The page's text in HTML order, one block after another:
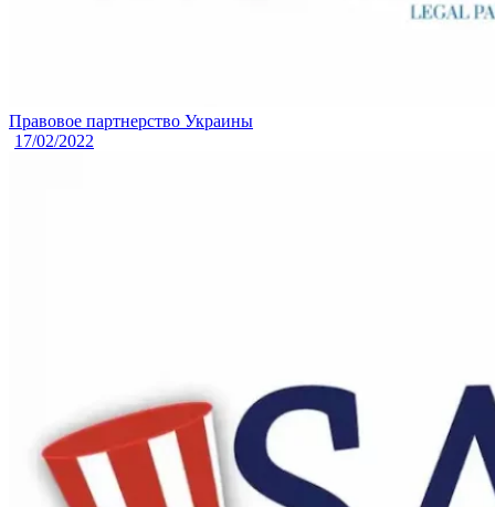
Правовое партнерство Украины
17/02/2022